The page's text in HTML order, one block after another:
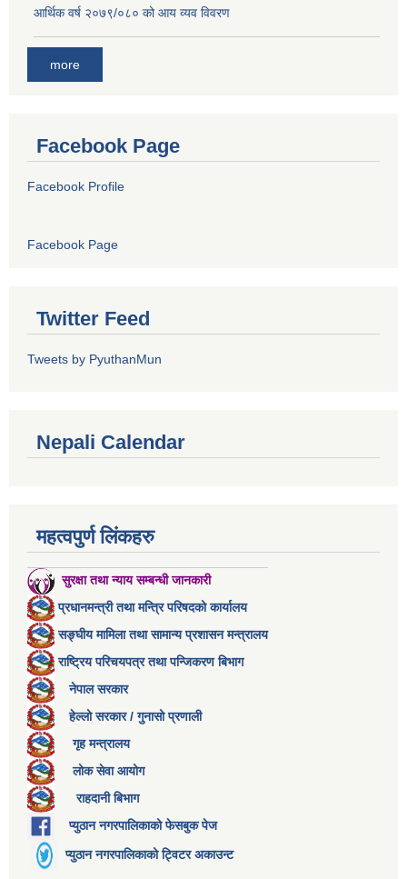
आर्थिक वर्ष २०७९/०८० को आय व्यव विवरण
more
Facebook Page
Facebook Profile
Facebook Page
Twitter Feed
Tweets by PyuthanMun
Nepali Calendar
महत्वपुर्ण लिंकहरु
सुरक्षा तथा न्याय सम्बन्धी जानकारी
प्रधानमन्त्री तथा मन्त्रि परिषदको कार्यालय
सङ्घीय मामिला तथा सामान्य प्रशासन मन्त्रालय
राष्ट्रिय परिचयपत्र तथा पन्जिकरण बिभाग
नेपाल सरकार
हेल्लो सरकार / गुनासो प्रणाली
गृह मन्त्रालय
लोक सेवा आयोग
राहदानी बिभाग
प्युठान नगरपालिकाको फेसबुक पेज
प्युठान नगरपालिकाको ट्विटर अकाउन्ट